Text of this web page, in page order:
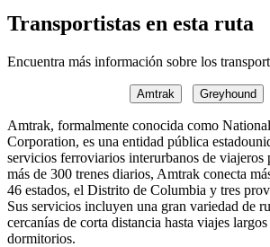
Transportistas en esta ruta
Encuentra más información sobre los
Amtrak Greyhound
Amtrak, formalmente conocida como
Corporation, es una entidad pública
servicios ferroviarios interurbanos de viajeros
más de 300 trenes diarios, Amtrak conecta
46 estados, el Distrito de Columbia y tres
Sus servicios incluyen una gran variedad de
cercanías de corta distancia hasta viajes
dormitorios.